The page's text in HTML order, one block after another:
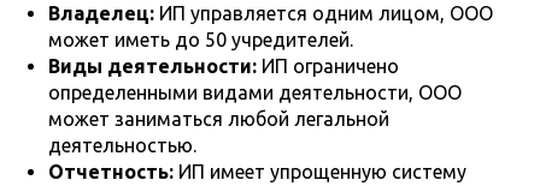
Владелец: ИП управляется одним лицом, ООО
может иметь до 50 учредителей.
Виды деятельности: ИП ограничено
определенными видами деятельности, ООО
может заниматься любой легальной
деятельностью.
Отчетность: ИП имеет упрощенную систему